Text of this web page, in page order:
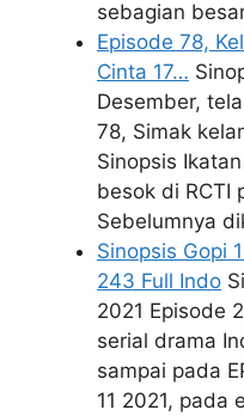
sebagian
Episode 78,
Cinta 17…
Desember,
78, Simak
Sinopsis
besok di RCTI
Sebelumnya
Sinopsis Gopi
243 Full Indo
2021 Episode
serial drama
sampai pada
11 2021, pada